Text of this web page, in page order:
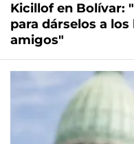
Kicillof en Bolívar:
para dárselos a
amigos"